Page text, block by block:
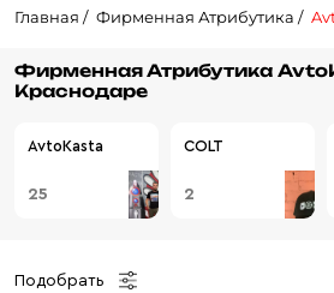
Главная Фирменная Атрибутика
Фирменная Атрибутика
Краснодаре
AvtoKasta
25
COLT
2
Подобрать